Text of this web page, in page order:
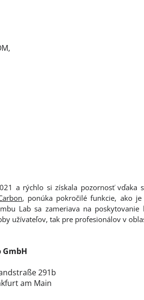
a rýchlo si získala pozornosť vďaka
, ponúka pokročilé funkcie, ako je
Lab sa zameriava na poskytovanie
užívateľov, tak pre profesionálov v
291b
am Main